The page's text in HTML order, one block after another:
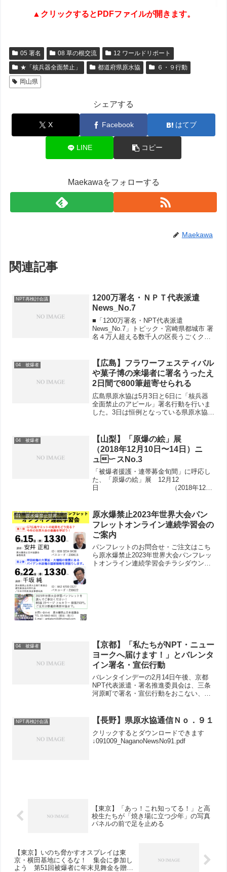
▲クリックするとPDFファイルが開きます。
05 署名 08 草の根交流
12 ワールドリポート
★「核兵器全面禁止」
都道府県原水協
６・９行動
岡山県
シェアする
X Facebook はてブ
LINE コピー
Maekawaをフォローする
Maekawa
関連記事
NPT再検討会議
1200万署名・ＮＰＴ代表派遣
News_No.7
■「1200万署名・NPT代表派遣
News_No.7」トピック・宮崎県都城市 署
名４万人超える数千人の区長うごくクリ
04 被爆者
【広島】フラワーフェスティバル
や菓子博の来場者に署名うったえ
2日間で800筆超寄せられる
広島県原水協は5月3日と6日に「核兵器
全面禁止のアピール」署名行動を行いま
した。3日は恒例となっている県原水協・
せられました。2013ひろしまフラワーフ
ェスティバ...
04 被爆者
【山梨】「原爆の絵」展
（2018年12月10日〜14日）ニ
ュースNo.3
「被爆者援護・連帯募金旬間」に呼応し
た、「原爆の絵」展 12月12
日 （2018年12月
梨県原水協 後援 山梨県原水爆被爆者
の会「原爆の絵」を見た人々は、...
01 原水爆禁止世界大会
原水爆禁止2023年世界大会パン
フレットオンライン連続学習会の
ご案内
パンフレットのお問合せ・ご注文はこち
ら原水爆禁止2023年世界大会パンフレッ
トオンライン連続学習会チラシダウンロ
04 被爆者
【京都】「私たちがNPT・ニュー
ヨークへ届けます！」とバレンタ
イン署名・宣伝行動
バレンタインデーの2月14日午後、京都
NPT代表派遣・署名推進委員会は、三条
河原町で署名・宣伝行動をおこない、
爆2世など17人が参加、１時間の行動
で、署名91筆、カン...
NPT再検討会議 【長野】県原水協通信Ｎｏ．９１
クリックするとダウンロードできます
↓091009_NaganoNewsNo91.pdf
【東京】「あっ！これ知ってる！」と高
校生たちが「焼き場に立つ少年」の写真
パネルの前で足を止める
【東京】いのち脅かすオスプレイは東
京・横田基地にくるな！ 集会に参加し
よう 第51回被爆者に年末見舞金を贈る